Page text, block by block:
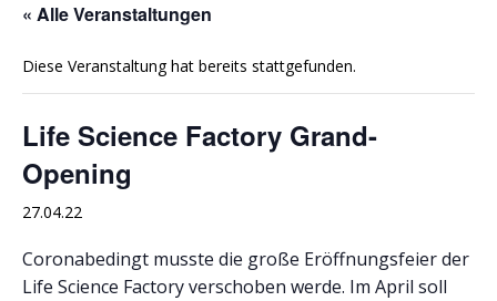
« Alle Veranstaltungen
Diese Veranstaltung hat bereits stattgefunden.
Life Science Factory Grand-
Opening
27.04.22
Coronabedingt musste die große Eröffnungsfeier der
Life Science Factory verschoben werde. Im April soll